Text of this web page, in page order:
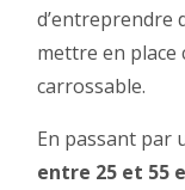
d’entreprendre
mettre en place
carrossable.
En passant par
entre 25 et 55